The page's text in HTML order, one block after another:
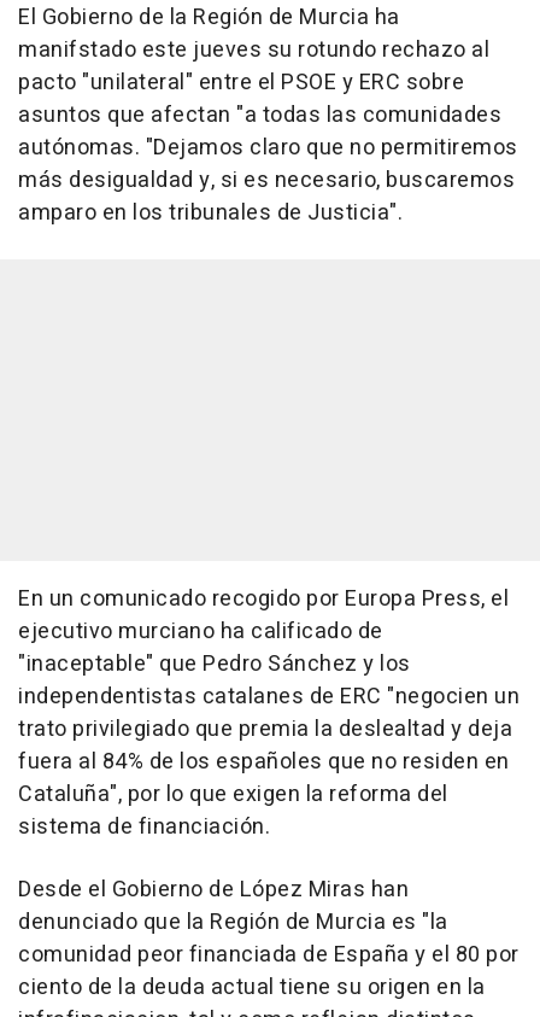
El Gobierno de la Región de Murcia ha
manifstado este jueves su rotundo rechazo al
pacto "unilateral" entre el PSOE y ERC sobre
asuntos que afectan "a todas las comunidades
autónomas. "Dejamos claro que no permitiremos
más desigualdad y, si es necesario, buscaremos
amparo en los tribunales de Justicia".
En un comunicado recogido por Europa Press, el
ejecutivo murciano ha calificado de
"inaceptable" que Pedro Sánchez y los
independentistas catalanes de ERC "negocien un
trato privilegiado que premia la deslealtad y deja
fuera al 84% de los españoles que no residen en
Cataluña", por lo que exigen la reforma del
sistema de financiación.
Desde el Gobierno de López Miras han
denunciado que la Región de Murcia es "la
comunidad peor financiada de España y el 80 por
ciento de la deuda actual tiene su origen en la